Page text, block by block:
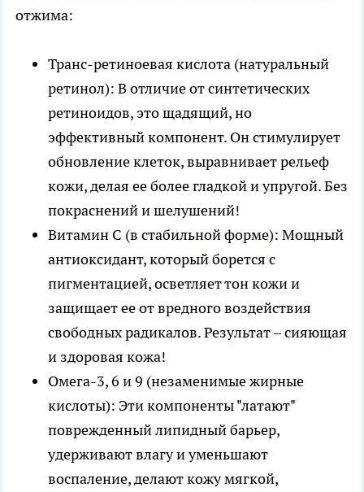
отжима:
Транс-ретиноевая кислота (натуральный
ретинол): В отличие от синтетических
ретиноидов, это щадящий, но
эффективный компонент. Он стимулирует
обновление клеток, выравнивает рельеф
кожи, делая ее более гладкой и упругой. Без
покраснений и шелушений!
Витамин С (в стабильной форме): Мощный
антиоксидант, который борется с
пигментацией, осветляет тон кожи и
защищает ее от вредного воздействия
свободных радикалов. Результат – сияющая
и здоровая кожа!
Омега-3, 6 и 9 (незаменимые жирные
кислоты): Эти компоненты "латают"
поврежденный липидный барьер,
удерживают влагу и уменьшают
воспаление, делают кожу мягкой,